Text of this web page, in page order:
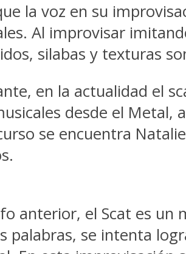
la voz en su
Al improvisar
silabas y texturas
en la actualidad el
desde el
se encuentra
anterior, el Scat es
palabras, se intenta